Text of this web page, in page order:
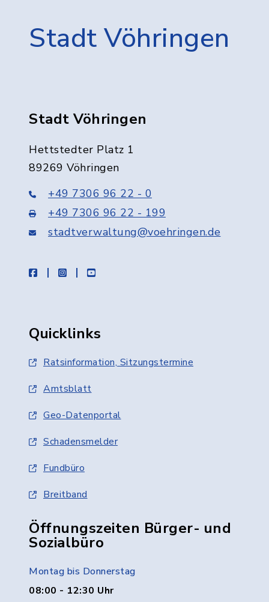
Stadt Vöhringen
Stadt Vöhringen
Hettstedter Platz 1
89269 Vöhringen
+49 7306 96 22 - 0
+49 7306 96 22 - 199
stadtverwaltung@voehringen.de
facebookinstagramyoutube
Quicklinks
Ratsinformation, Sitzungstermine
Amtsblatt
Geo-Datenportal
Schadensmelder
Fundbüro
Breitband
Öffnungszeiten Bürger- und
Sozialbüro
Montag bis Donnerstag
08:00 - 12:30 Uhr